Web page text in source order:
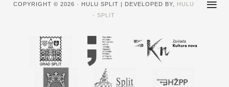
COPYRIGHT © 2026 · HULU SPLIT | DEVELOPED BY,
HULU
- SPLIT